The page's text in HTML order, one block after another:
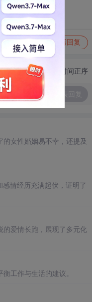
写回复
切换为时间正序
女性婚姻易不幸，还提及
情经历充满起伏，证明了
的爱情长跑，展现了多元化
工作与生活的建议。